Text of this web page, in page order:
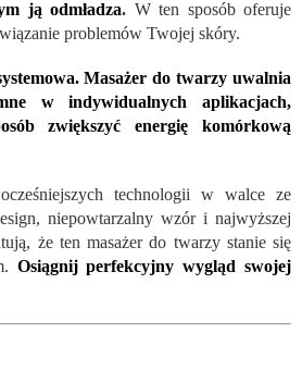
ją odmładza. W ten sposób oferuje
problemów Twojej skóry.
Masażer do twarzy uwalnia
w indywidualnych aplikacjach,
zwiększyć energię komórkową
technologii w walce ze
niepowtarzalny wzór i najwyższej
że ten masażer do twarzy stanie się
Osiągnij perfekcyjny wygląd swojej